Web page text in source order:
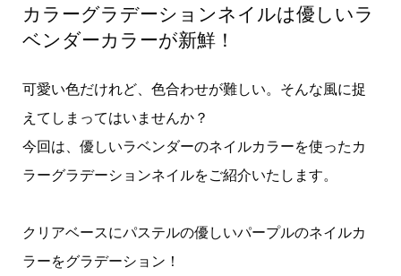
カラーグラデーションネイルは優しいラ
ベンダーカラーが新鮮！
可愛い色だけれど、色合わせが難しい。そんな風に捉
えてしまってはいませんか？
今回は、優しいラベンダーのネイルカラーを使ったカ
ラーグラデーションネイルをご紹介いたします。
クリアベースにパステルの優しいパープルのネイルカ
ラーをグラデーション！